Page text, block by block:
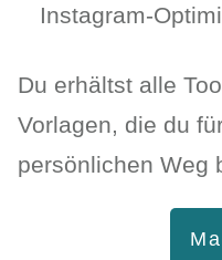
Instagram-
Du erhältst alle
Vorlagen, die du
persönlichen Weg